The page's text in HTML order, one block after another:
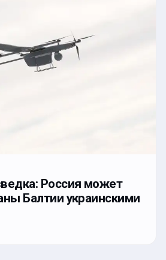
Россия может
Балтии украинскими